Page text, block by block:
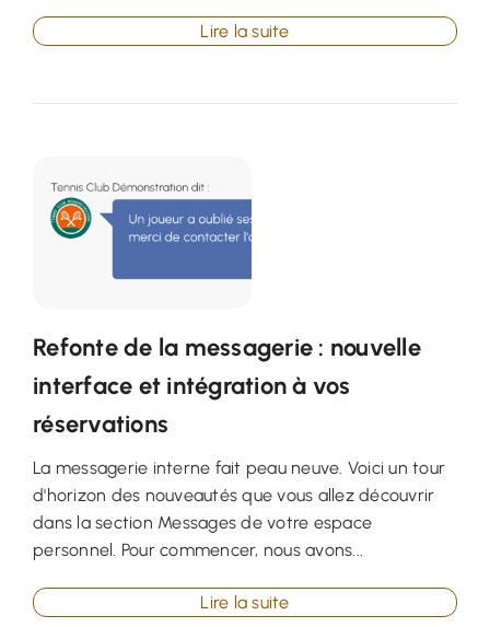
Lire la suite
Refonte de la messagerie : nouvelle
interface et intégration à vos
réservations
La messagerie interne fait peau neuve. Voici un tour
d'horizon des nouveautés que vous allez découvrir
dans la section Messages de votre espace
personnel. Pour commencer, nous avons...
Lire la suite